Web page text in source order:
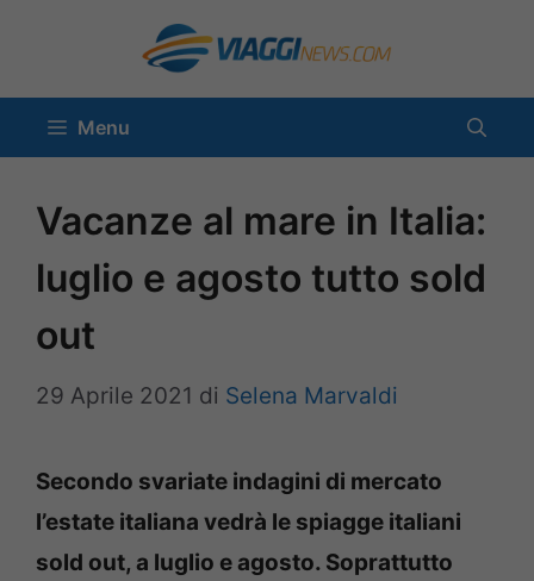
contenuto
Menu
Vacanze al mare in Italia:
luglio e agosto tutto sold
out
29 Aprile 2021 di Selena Marvaldi
Secondo svariate indagini di mercato
l’estate italiana vedrà le spiagge italiani
sold out, a luglio e agosto. Soprattutto